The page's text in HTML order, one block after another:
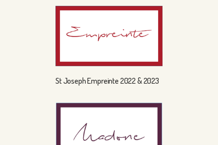
St Joseph Empreinte 2022 & 2023